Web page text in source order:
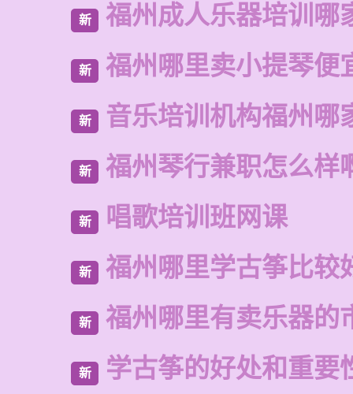
新 福州成人乐器培训哪
新 福州哪里卖小提琴便
新 音乐培训机构福州哪
新 福州琴行兼职怎么样
新 唱歌培训班网课
新 福州哪里学古筝比较
新 福州哪里有卖乐器的
新 学古筝的好处和重要